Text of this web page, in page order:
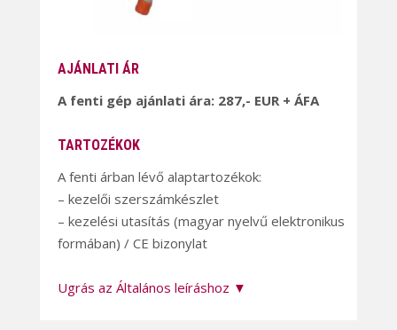
AJÁNLATI ÁR
A fenti gép ajánlati ára: 287,- EUR + ÁFA
TARTOZÉKOK
A fenti árban lévő alaptartozékok:
– kezelői szerszámkészlet
– kezelési utasítás (magyar nyelvű elektronikus
formában) / CE bizonylat
Ugrás az Általános leíráshoz ▼